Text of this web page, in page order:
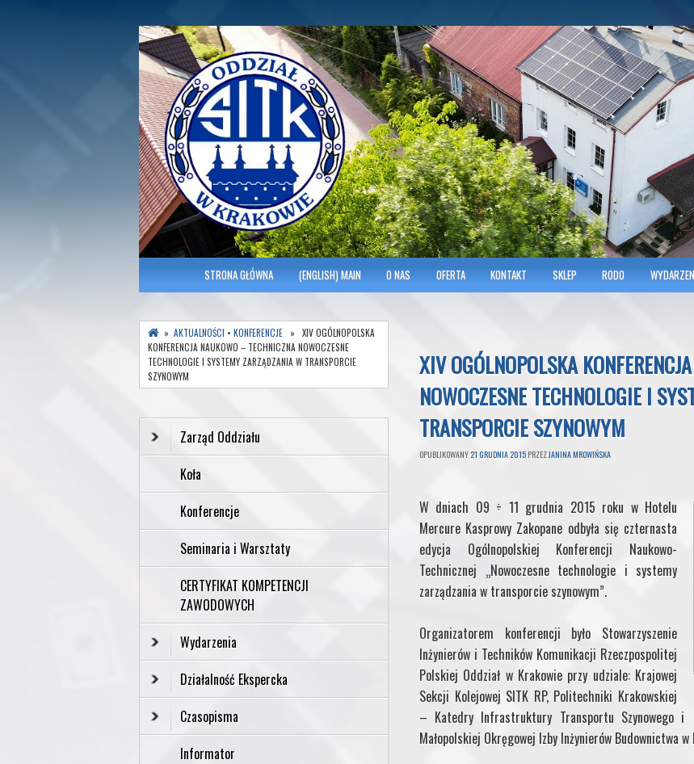
SITK RP Oddział w KRAKOWIE
Polish Association of Engineers & Technicians of Transportation
MENU GŁÓWNESTRONA GŁÓWNA (ENGLISH) MAIN O NAS OFERTA KONTAKT SKLEP RODO
XIV OGÓLNOPOLSKA
NOWOCZESNE TECHNOLOGIE I
TRANSPORCIE SZYNOWYM
OPUBLIKOWANY 21 GRUDNIA 2015 PRZEZJANINA MROWIŃSKA
W dniach 09 ÷ 11 grudnia 2015 roku w Hotelu
Mercure Kasprowy Zakopane odbyła się czternasta
edycja Ogólnopolskiej Konferencji Naukowo-
Technicznej „Nowoczesne technologie i systemy
zarządzania w transporcie szynowym”.
Organizatorem konferencji było Stowarzyszenie
Inżynierów i Techników Komunikacji Rzeczpospolitej
Polskiej Oddział w Krakowie przy udziale: Krajowej
Sekcji Kolejowej SITK RP, Politechniki Krakowskiej
– Katedry Infrastruktury Transportu Szynowego i
Małopolskiej Okręgowej Izby Inżynierów Budownictwa w
» AKTUALNOŚCI • KONFERENCJE » XIV OGÓLNOPOLSKA
KONFERENCJA NAUKOWO – TECHNICZNA NOWOCZESNE
TECHNOLOGIE I SYSTEMY ZARZĄDZANIA W TRANSPORCIE
SZYNOWYM
Zarząd Oddziału
Koła
Konferencje
Seminaria i Warsztaty
CERTYFIKAT KOMPETENCJI
ZAWODOWYCH
Wydarzenia
Działalność Ekspercka
Czasopisma
Informator